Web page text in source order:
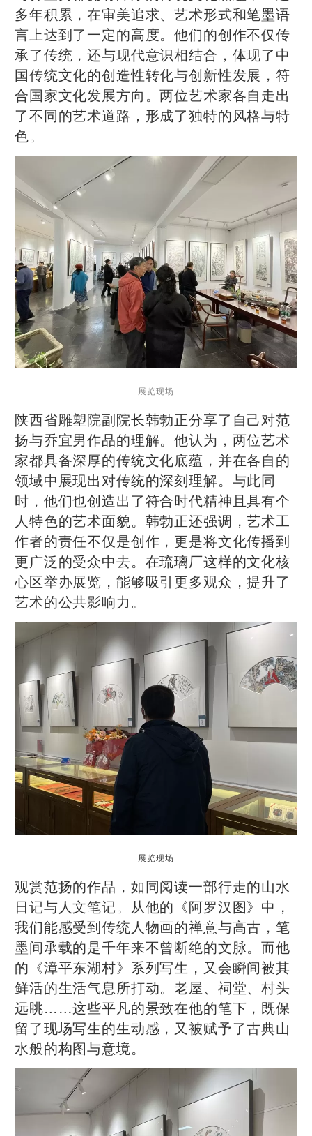
多年积累，在审美追求、艺术形式和笔墨语
言上达到了一定的高度。他们的创作不仅传
承了传统，还与现代意识相结合，体现了中
国传统文化的创造性转化与创新性发展，符
合国家文化发展方向。两位艺术家各自走出
了不同的艺术道路，形成了独特的风格与特
色。
展览现场
陕西省雕塑院副院长韩勃正分享了自己对范
扬与乔宜男作品的理解。他认为，两位艺术
家都具备深厚的传统文化底蕴，并在各自的
领域中展现出对传统的深刻理解。与此同
时，他们也创造出了符合时代精神且具有个
人特色的艺术面貌。韩勃正还强调，艺术工
作者的责任不仅是创作，更是将文化传播到
更广泛的受众中去。在琉璃厂这样的文化核
心区举办展览，能够吸引更多观众，提升了
艺术的公共影响力。
展览现场
观赏范扬的作品，如同阅读一部行走的山水
日记与人文笔记。从他的《阿罗汉图》中，
我们能感受到传统人物画的禅意与高古，笔
墨间承载的是千年来不曾断绝的文脉。而他
的《漳平东湖村》系列写生，又会瞬间被其
鲜活的生活气息所打动。老屋、祠堂、村头
远眺……这些平凡的景致在他的笔下，既保
留了现场写生的生动感，又被赋予了古典山
水般的构图与意境。